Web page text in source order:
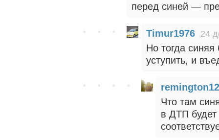
перед синей —
Timur1976 24
Но тогда
уступить, и
remington12
Что там
в ДТП будет